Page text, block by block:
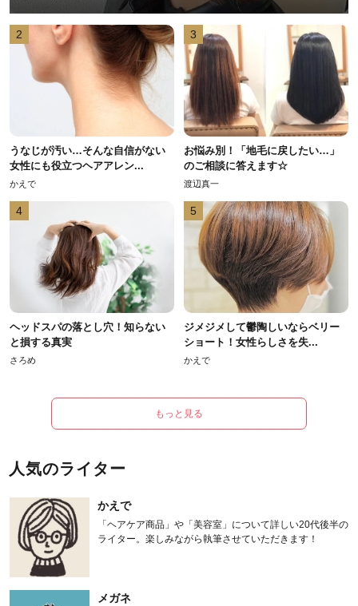
2
うなじが汚い…そんな自信がない
女性にも役立つヘアアレン...
かえで
3
お悩み別！「地毛に戻したい…」
のご相談に答えます☆
渡辺真一
4
ヘッドスパの落とし穴！知らない
と損する真実
さろめ
5
ジメジメして鬱陶しいならベリー
ショート！女性らしさを失...
かえで
もっと見る
人気のライター
かえで
「ヘアケア商品」や「美容室」について詳しい20代後半の
ライター。楽しみながら執筆させていただきます！
メガネ